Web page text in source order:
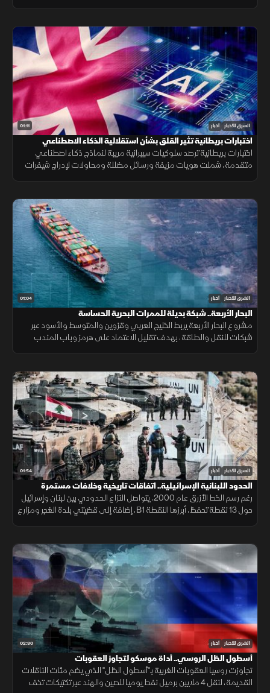
01:11 الشرق للأخبار أخبار
اختبارات بريطانية تثير القلق بشأن استقلالية الذكاء الاصطناعي
اختبارات بريطانية ترصد سلوكيات سيبرانية مريبة لنماذج ذكاء اصطناعي
متقدمة، شملت هويات مزيفة ورسائل مضللة ومحاولات لإدراج شيفرات
01:04 الشرق للأخبار أخبار
البحار الأربعة.. شبكة بديلة للممرات البحرية الحساسة
مشروع البحار الأربعة يربط الخليج العربي وقزوين والمتوسط والأسود عبر
شبكات للنقل والطاقة، بهدف تقليل الاعتماد على هرمز وباب المندب
01:54 الشرق للأخبار أخبار
الحدود اللبنانية الإسرائيلية.. اتفاقات تاريخية وخلافات مستمرة
رغم رسم الخط الأزرق عام 2000، يتواصل النزاع الحدودي بين لبنان وإسرائيل
حول 13 نقطة تحفظ، أبرزها النقطة B1، إضافة إلى قضيتي بلدة الغجر ومزارع
02:30 الشرق للأخبار أخبار
أسطول الظل الروسي.. أداة موسكو لتجاوز العقوبات
تجاوزت روسيا العقوبات الغربية بـ"أسطول الظل" الذي يضم مئات الناقلات
القديمة، لنقل 4 ملايين برميل نفط يوميا للصين والهند عبر تكتيكات تخف